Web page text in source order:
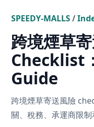
SPEEDY-MALLS/
跨境煙草
Checklist
Guide
跨境煙草寄送風險
關、稅務、承運商限制